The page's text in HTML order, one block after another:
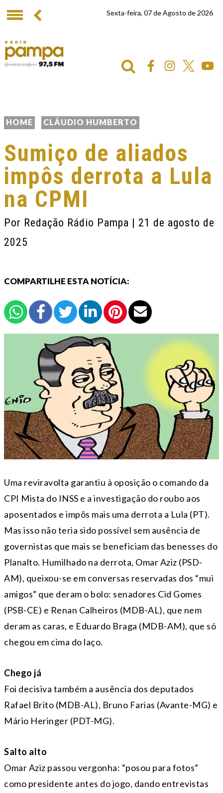
Sexta-feira, 07 de Agosto de 2026
HOME CLÁUDIO HUMBERTO
Sumiço de aliados
impôs derrota a Lula
na CPMI
Por Redação Rádio Pampa | 21 de agosto de
2025
COMPARTILHE ESTA NOTÍCIA:
Uma reviravolta garantiu à oposição o comando da
CPI Mista do INSS e a investigação do roubo aos
aposentados e impôs mais uma derrota a Lula (PT).
Mas isso não teria sido possível sem ausência de
governistas que mais se beneficiam das benesses do
Planalto. Humilhado na derrota, Omar Aziz (PSD-
AM), queixou-se em conversas reservadas dos “mui
amigos” que deram o bolo: senadores Cid Gomes
(PSB-CE) e Renan Calheiros (MDB-AL), que nem
deram as caras, e Eduardo Braga (MDB-AM), que só
chegou em cima do laço.
Chego já
Foi decisiva também a ausência dos deputados
Rafael Brito (MDB-AL), Bruno Farias (Avante-MG) e
Mário Heringer (PDT-MG).
Salto alto
Omar Aziz passou vergonha: “posou para fotos”
como presidente antes do jogo, dando entrevistas